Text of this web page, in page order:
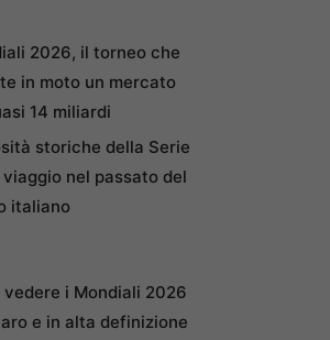
2026, il torneo che
in moto un mercato
14 miliardi
storiche della Serie
viaggio nel passato del
italiano
vedere i Mondiali 2026
e in alta definizione